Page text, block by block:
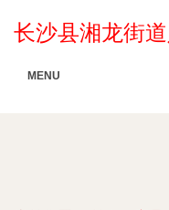
长沙县湘龙街
MENU